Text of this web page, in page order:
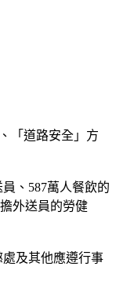
「道路安全」方
、587萬人餐飲的
外送員的勞健
及其他應遵行事